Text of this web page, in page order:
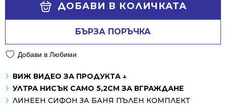
ДОБАВИ В КОЛИЧКАТА
БЪРЗА ПОРЪЧКА
Добави в Любими
ВИЖ ВИДЕО ЗА ПРОДУКТА ↓
УЛТРА НИСЪК САМО 5,2СМ ЗА ВГРАЖДАНЕ
ЛИНЕЕН СИФОН ЗА БАНЯ ПЪЛЕН КОМПЛЕКТ